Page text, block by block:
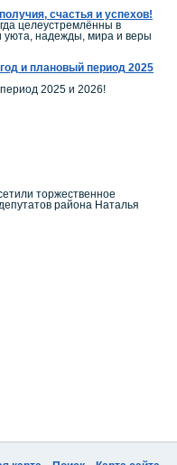
счастья и успехов!
целеустремлённы в
уюта, надежды, мира и веры
и плановый период 2025
2025 и 2026!
торжественное
района Наталья